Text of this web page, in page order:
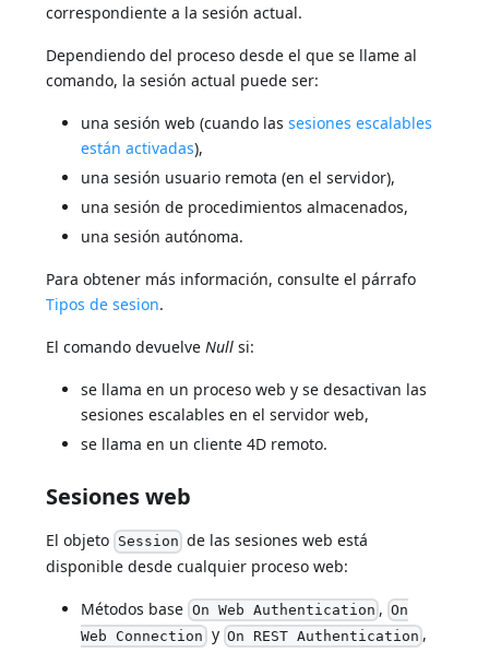
correspondiente a la sesión actual.
Dependiendo del proceso desde el que se llame al
comando, la sesión actual puede ser:
una sesión web (cuando lassesiones escalables
están activadas),
una sesión usuario remota (en el servidor),
una sesión de procedimientos almacenados,
una sesión autónoma.
Para obtener más información, consulte el párrafo
Tipos de sesion.
El comando devuelveNull si:
se llama en un proceso web y se desactivan las
sesiones escalables en el servidor web,
se llama en un cliente 4D remoto.
Sesiones web
El objeto Session de las sesiones web está
disponible desde cualquier proceso web:
Métodos base On Web Authentication , On
Web Connection y On REST Authentication ,